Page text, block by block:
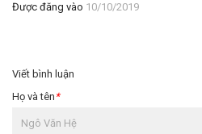
Được đăng vào 10/10/2019
Viết bình luận
Họ và tên *